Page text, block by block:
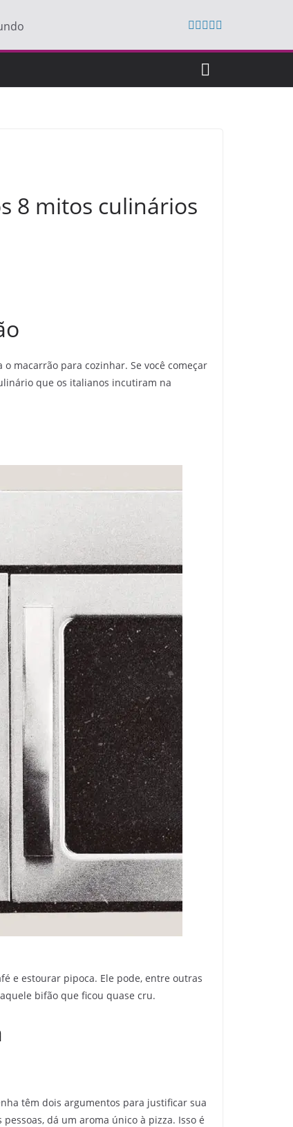
8 mitos culinários
macarrão para cozinhar. Se você começar
que os italianos incutiram na
e estourar pipoca. Ele pode, entre outras
bifão que ficou quase cru.
têm dois argumentos para justificar sua
dá um aroma único à pizza. Isso é